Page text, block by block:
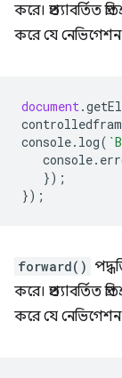
করে। প্রত্যাবর্তিত
করে যে
document.
console. log(
console.
});
});
forward()
করে। প্রত্যাবর্তিত
করে যে